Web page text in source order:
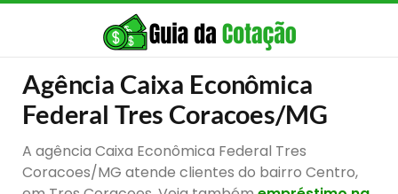
Agência Caixa Econômica
Federal Tres Coracoes/MG
A agência Caixa Econômica Federal Tres
Coracoes/MG atende clientes do bairro Centro,